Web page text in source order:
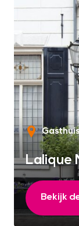
Lalique
Bekijk